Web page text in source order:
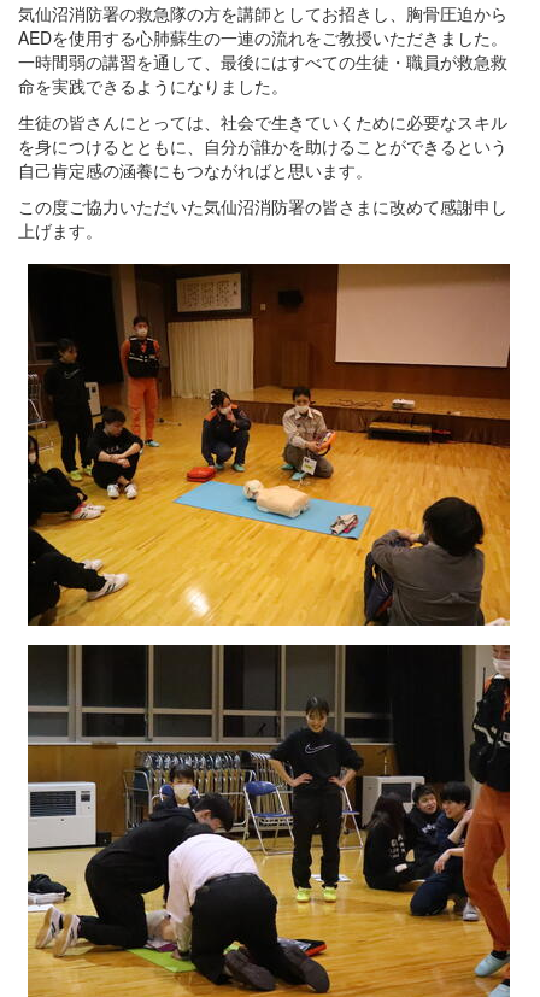
気仙沼消防署の救急隊の方を講師としてお招きし、胸骨圧迫から
AEDを使用する心肺蘇生の一連の流れをご教授いただきました。
一時間弱の講習を通して、最後にはすべての生徒・職員が救急救
命を実践できるようになりました。
生徒の皆さんにとっては、社会で生きていくために必要なスキル
を身につけるとともに、自分が誰かを助けることができるという
自己肯定感の涵養にもつながればと思います。
この度ご協力いただいた気仙沼消防署の皆さまに改めて感謝申し
上げます。